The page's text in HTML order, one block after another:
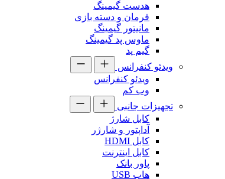
هدست گیمینگ
فرمان و دسته بازی
مانیتور گیمینگ
ماوس پد گیمینگ
گیم پد
ویدئو کنفرانس
ویدئو کنفرانس
وب کم
تجهیزات جانبی
کابل شارژ
آداپتور و شارژر
کابل HDMI
کابل اینترنت
پاور بانک
هاب USB